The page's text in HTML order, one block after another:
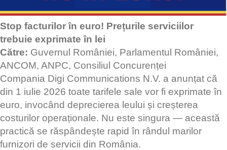
Stop facturilor în euro! Prețurile serviciilor
trebuie exprimate în lei
Către: Guvernul României, Parlamentul României,
ANCOM, ANPC, Consiliul Concurenței
Compania Digi Communications N.V. a anunțat că
din 1 iulie 2026 toate tarifele sale vor fi exprimate în
euro, invocând deprecierea leului și creșterea
costurilor operaționale. Nu este singura — această
practică se răspândește rapid în rândul marilor
furnizori de servicii din România.